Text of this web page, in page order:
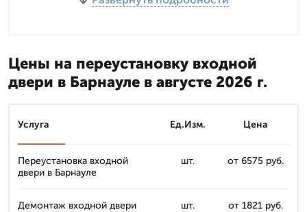
Цены на переустановку входной
двери в Барнауле в августе 2026 г.
Услуга Ед.Изм. Цена
Переустановка входной
двери в Барнауле
шт. от 6575 руб.
Демонтаж входной двери шт. от 1821 руб.